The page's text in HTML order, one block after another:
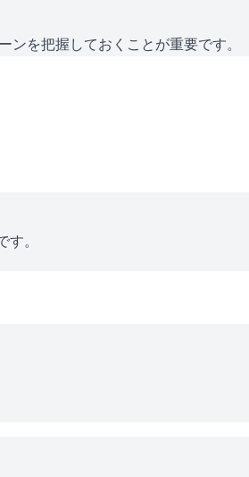
を把握しておくことが重要です。
。